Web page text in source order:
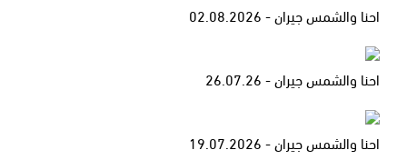
احنا والشمس جيران - 02.08.2026
احنا والشمس جيران - 26.07.26
احنا والشمس جيران - 19.07.2026